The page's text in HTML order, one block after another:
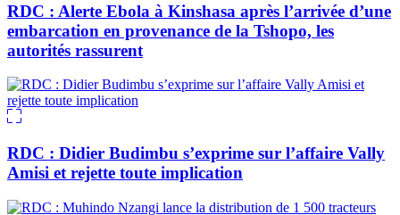
RDC : Alerte Ebola à Kinshasa après l’arrivée d’une
embarcation en provenance de la Tshopo, les
autorités rassurent
RDC : Didier Budimbu s’exprime sur l’affaire Vally
Amisi et rejette toute implication